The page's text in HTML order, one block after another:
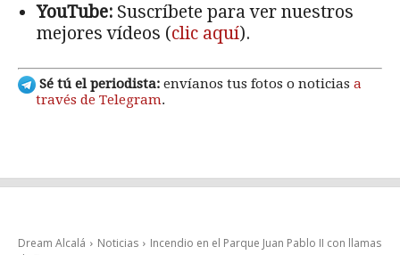
YouTube: Suscríbete para ver nuestros
mejores vídeos (clic aquí).
Sé tú el periodista: envíanos tus fotos o noticias a
través de Telegram.